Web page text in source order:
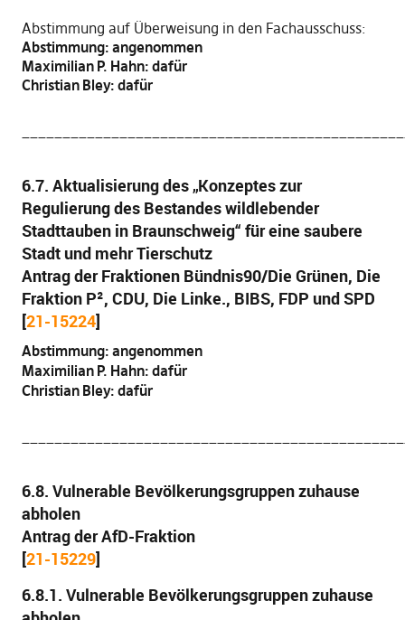
Abstimmung auf Überweisung in den Fachausschuss:
Abstimmung: angenommen
Maximilian P. Hahn: dafür
Christian Bley: dafür
6.7. Aktualisierung des „Konzeptes zur
Regulierung des Bestandes wildlebender
Stadttauben in Braunschweig“ für eine saubere
Stadt und mehr Tierschutz
Antrag der Fraktionen Bündnis90/Die Grünen, Die
Fraktion P², CDU, Die Linke., BIBS, FDP und SPD
[21-15224]
Abstimmung: angenommen
Maximilian P. Hahn: dafür
Christian Bley: dafür
6.8. Vulnerable Bevölkerungsgruppen zuhause
abholen
Antrag der AfD-Fraktion
[21-15229]
6.8.1. Vulnerable Bevölkerungsgruppen zuhause